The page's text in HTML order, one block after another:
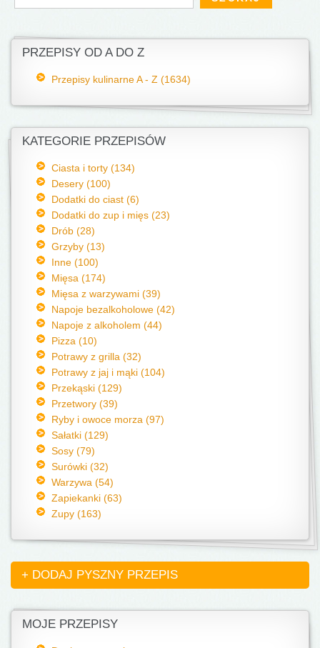
PRZEPISY OD A DO Z
Przepisy kulinarne A - Z (1634)
KATEGORIE PRZEPISÓW
Ciasta i torty (134)
Desery (100)
Dodatki do ciast (6)
Dodatki do zup i mięs (23)
Drób (28)
Grzyby (13)
Inne (100)
Mięsa (174)
Mięsa z warzywami (39)
Napoje bezalkoholowe (42)
Napoje z alkoholem (44)
Pizza (10)
Potrawy z grilla (32)
Potrawy z jaj i mąki (104)
Przekąski (129)
Przetwory (39)
Ryby i owoce morza (97)
Sałatki (129)
Sosy (79)
Surówki (32)
Warzywa (54)
Zapiekanki (63)
Zupy (163)
+ DODAJ PYSZNY PRZEPIS
MOJE PRZEPISY